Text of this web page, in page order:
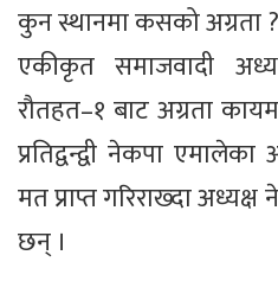
कुन स्थानमा कसको अग्रता ?
एकीकृत समाजवादी
रौतहत–१ बाट अग्रता
प्रतिद्वन्द्वी नेकपा
मत प्राप्त गरिराख्दा
छन् ।